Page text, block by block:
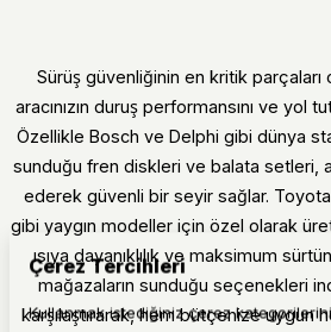
Sürüş güvenliğinin en kritik parçaları
aracınızın duruş performansını ve yol
Özellikle Bosch ve Delphi gibi dünya
sunduğu fren diskleri ve balata setleri,
ederek güvenli bir seyir sağlar.
gibi yaygın modeller için özel olarak
ısıya dayanıklılık ve maksimum
mağazaların sunduğu seçenekleri
karşılaştırarak, hem bütçenize uygun
Çerez Tercihleri
Kullanmak istediğiniz çerez